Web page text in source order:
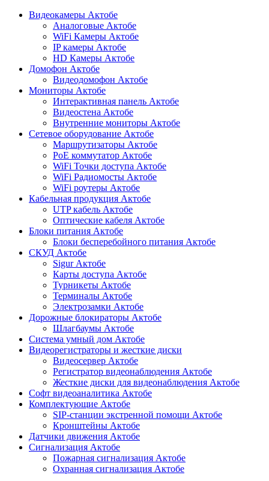
Видеокамеры Актобе
Аналоговые Актобе
WiFi Камеры Актобе
IP камеры Актобе
HD Камеры Актобе
Домофон Актобе
Видеодомофон Актобе
Мониторы Актобе
Интерактивная панель Актобе
Видеостена Актобе
Внутренние мониторы Актобе
Сетевое оборудование Актобе
Маршрутизаторы Актобе
PoE коммутатор Актобе
WiFi Точки доступа Актобе
WiFi Радиомосты Актобе
WiFi роутеры Актобе
Кабельная продукция Актобе
UTP кабель Актобе
Оптические кабеля Актобе
Блоки питания Актобе
Блоки бесперебойного питания Актобе
СКУД Актобе
Sigur Актобе
Карты доступа Актобе
Турникеты Актобе
Терминалы Актобе
Электрозамки Актобе
Дорожные блокираторы Актобе
Шлагбаумы Актобе
Система умный дом Актобе
Видеорегистраторы и жесткие диски
Видеосервер Актобе
Регистратор видеонаблюдения Актобе
Жесткие диски для видеонаблюдения Актобе
Софт видеоаналитика Актобе
Комплектующие Актобе
SIP-станции экстренной помощи Актобе
Кронштейны Актобе
Датчики движения Актобе
Сигнализация Актобе
Пожарная сигнализация Актобе
Охранная сигнализация Актобе